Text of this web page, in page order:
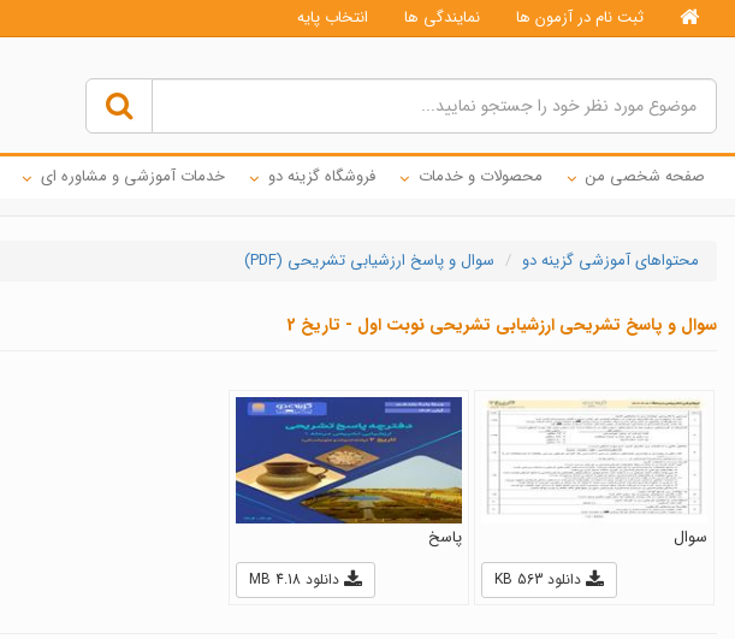
ثبت نام در آزمون ها نمایندگی ها انتخاب پایه
صفحه شخصی من محصولات و خدمات فروشگاه گزینه دو خدمات آموزشی و مشاوره ای
محتواهای آموزشی گزینه دو سوال و پاسخ ارزشیابی تشریحی (PDF)
سوال و پاسخ تشریحی ارزشیابی تشریحی نوبت اول - تاریخ 2
سوال
دانلود 563 KB
پاسخ
دانلود 4.18 MB